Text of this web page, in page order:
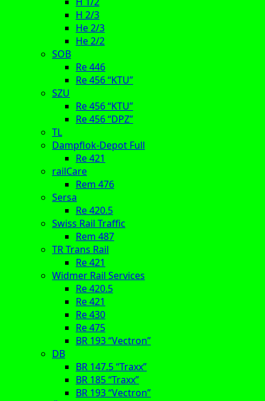
H 2/3
He 2/3
He 2/2
SOB
Re 446
Re 456 “KTU”
SZU
Re 456 “KTU”
Re 456 “DPZ”
TL
Dampflok-Depot Full
Re 421
railCare
Rem 476
Sersa
Re 420.5
Swiss Rail Traffic
Rem 487
TR Trans Rail
Re 421
Widmer Rail Services
Re 420.5
Re 421
Re 430
Re 475
BR 193 “Vectron”
DB
BR 147.5 “Traxx”
BR 185 “Traxx”
BR 193 “Vectron”